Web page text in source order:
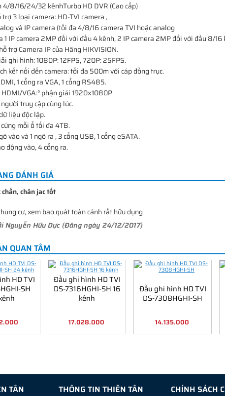
8/16/24/32 kênhTurbo HD DVR (Cao cấp)
3 loại camera: HD-TVI camera ,
và IP camera (tối đa 4/8/16 camera TVI hoặc analog
1 IP camera 2MP đối với đầu 4 kênh, 2 IP camera 2MP đối với đầu 8/16
trợ Camera IP của Hãng HIKVISION.
ghi hình: 1080P: 12FPS, 720P: 25FPS.
kết nối đến camera: tối đa 500m với cáp đồng trục.
1 cổng ra VGA, 1 cổng RS485.
VGA:° phận giải 1920x1080P
truy cập cùng lúc.
liệu độc lập.
mỗi ổ tối đa 4TB.
vào và 1 ngõ ra , 3 cổng USB, 1 cổng eSATA.
động vào, 4 cổng ra.
ĐÁNH GIÁ
chân jac tốt
cư, xem bao quát toàn cảnh rất hữu dụng
Nguyễn Hữu Dực (Đăng ngày 24/12/2017)
QUAN TÂM
HD TVI
SH
Đầu ghi hình HD TVI
DS-7316HGHI-SH 16
kênh
17.028.000
Đầu ghi hình HD TVI
DS-7308HGHI-SH
14.135.000
TÂN THÔNG TIN THIÊN TÂN CHÍNH SÁCH